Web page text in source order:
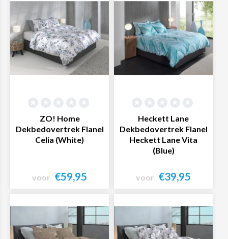
ZO! Home
Dekbedovertrek Flanel
Celia (White)
voor €59,95
Heckett Lane
Dekbedovertrek Flanel
Heckett Lane Vita
(Blue)
voor €39,95